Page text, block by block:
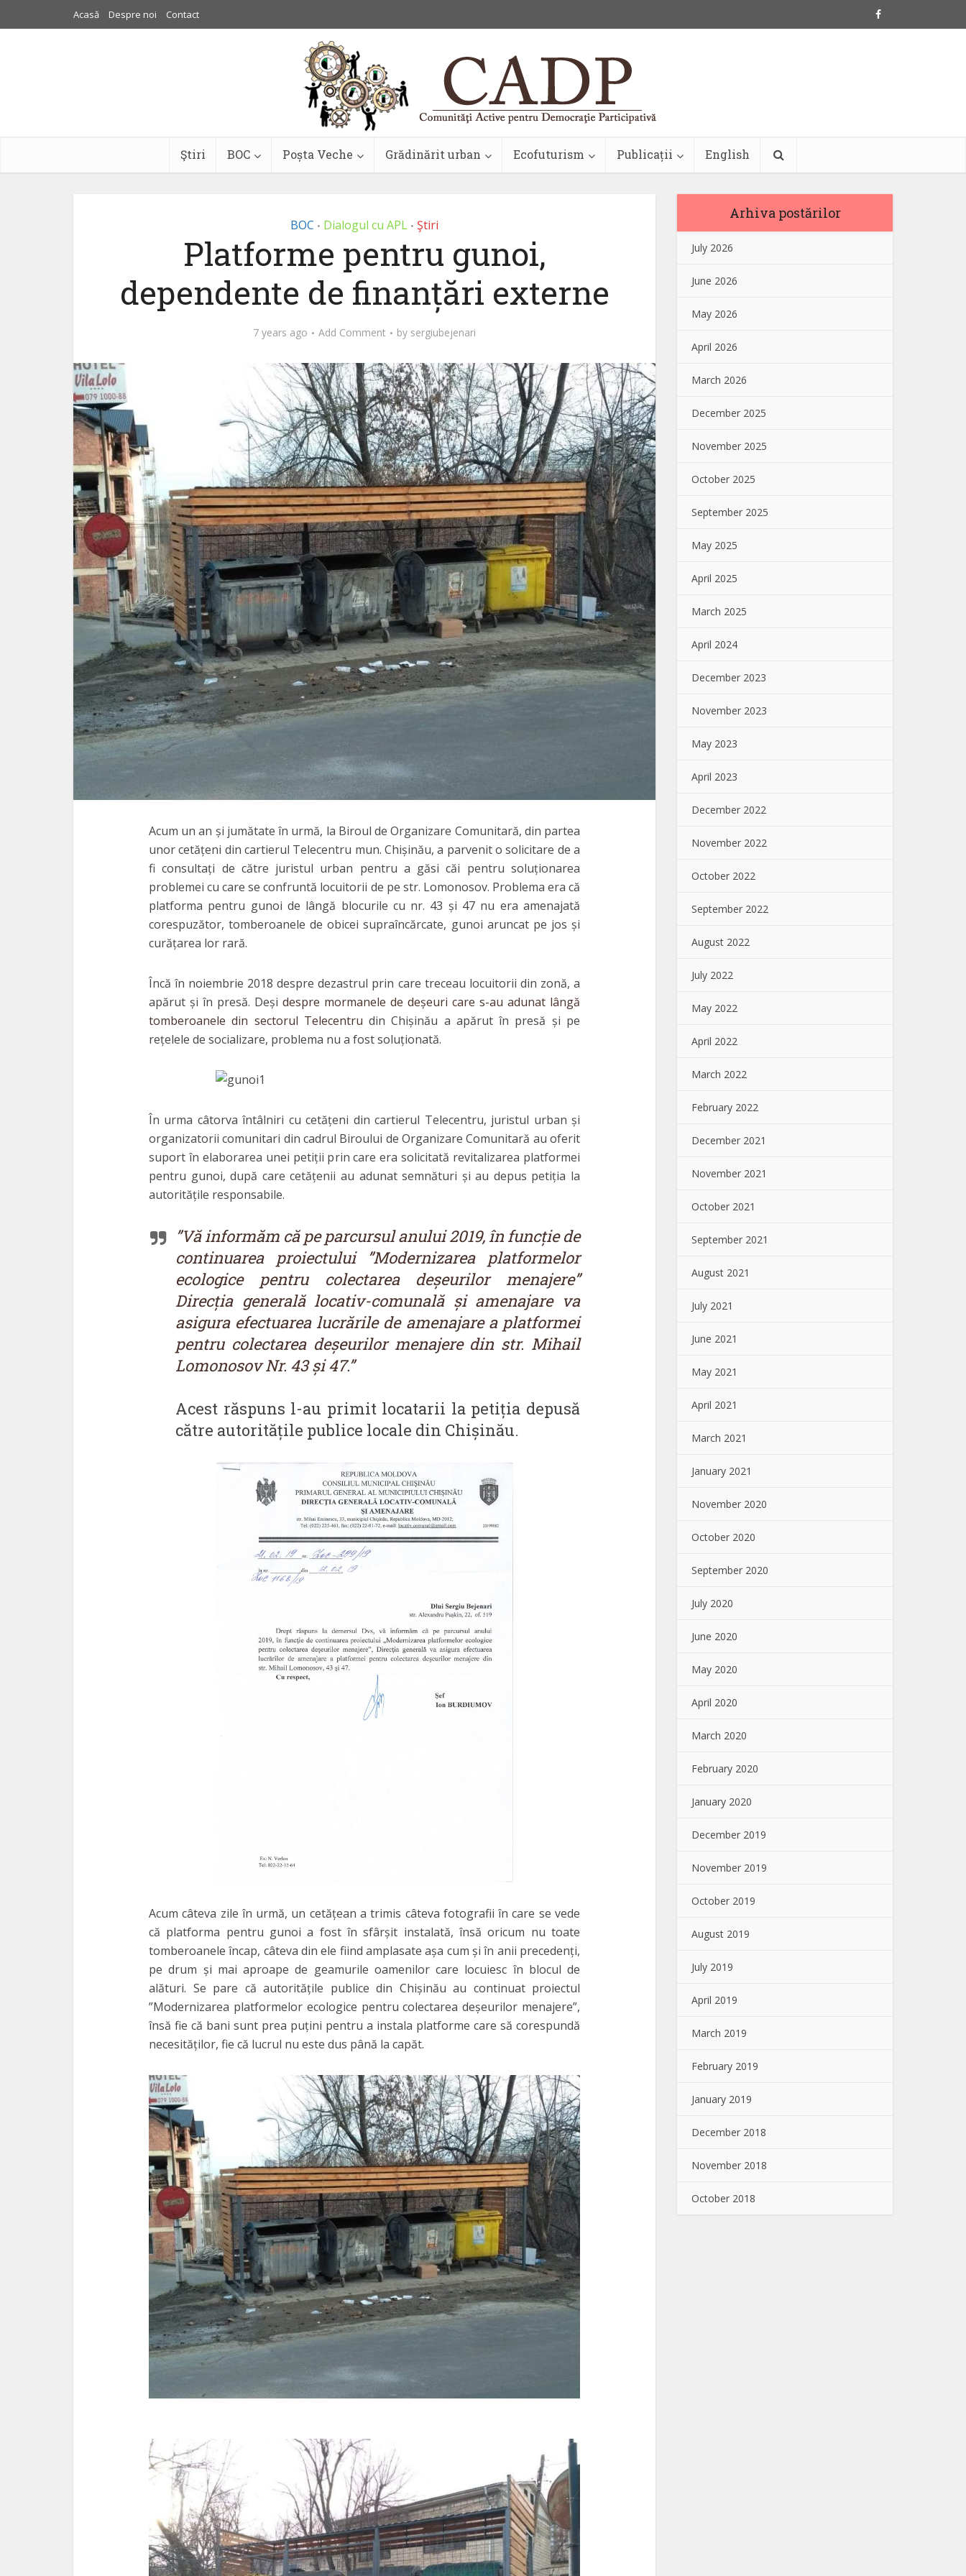
Acasă Despre noi Contact
Ştiri BOC Poșta Veche Grădinărit urban Ecofuturism Publicații English
BOC • Dialogul cu APL • Ştiri
Platforme pentru gunoi,
dependente de finanțări externe
7 years ago Add Comment by sergiubejenari
Acum un an și jumătate în urmă, la Biroul de Organizare Comunitară, din partea
unor cetățeni din cartierul Telecentru mun. Chișinău, a parvenit o solicitare de a
fi consultați de către juristul urban pentru a găsi căi pentru soluționarea
problemei cu care se confruntă locuitorii de pe str. Lomonosov. Problema era că
platforma pentru gunoi de lângă blocurile cu nr. 43 și 47 nu era amenajată
corespuzător, tomberoanele de obicei supraîncărcate, gunoi aruncat pe jos și
curățarea lor rară.
Încă în noiembrie 2018 despre dezastrul prin care treceau locuitorii din zonă, a
apărut și în presă. Deși despre mormanele de deșeuri care s-au adunat lângă
tomberoanele din sectorul Telecentru din Chișinău a apărut în presă și pe
rețelele de socializare, problema nu a fost soluționată.
În urma câtorva întâlniri cu cetățeni din cartierul Telecentru, juristul urban și
organizatorii comunitari din cadrul Biroului de Organizare Comunitară au oferit
suport în elaborarea unei petiții prin care era solicitată revitalizarea platformei
pentru gunoi, după care cetățenii au adunat semnături și au depus petiția la
autoritățile responsabile.
”Vă informăm că pe parcursul anului 2019, în funcție de
continuarea proiectului ”Modernizarea platformelor
ecologice pentru colectarea deșeurilor menajere”
Direcția generală locativ-comunală și amenajare va
asigura efectuarea lucrările de amenajare a platformei
pentru colectarea deșeurilor menajere din str. Mihail
Lomonosov Nr. 43 și 47.”
Acest răspuns l-au primit locatarii la petiția depusă
către autoritățile publice locale din Chișinău.
Acum câteva zile în urmă, un cetățean a trimis câteva fotografii în care se vede
că platforma pentru gunoi a fost în sfârșit instalată, însă oricum nu toate
tomberoanele încap, câteva din ele fiind amplasate așa cum și în anii precedenți,
pe drum și mai aproape de geamurile oamenilor care locuiesc în blocul de
alături. Se pare că autoritățile publice din Chișinău au continuat proiectul
”Modernizarea platformelor ecologice pentru colectarea deșeurilor menajere”,
însă fie că bani sunt prea puțini pentru a instala platforme care să corespundă
necesităților, fie că lucrul nu este dus până la capăt.
Arhiva postărilor
July 2026
June 2026
May 2026
April 2026
March 2026
December 2025
November 2025
October 2025
September 2025
May 2025
April 2025
March 2025
April 2024
December 2023
November 2023
May 2023
April 2023
December 2022
November 2022
October 2022
September 2022
August 2022
July 2022
May 2022
April 2022
March 2022
February 2022
December 2021
November 2021
October 2021
September 2021
August 2021
July 2021
June 2021
May 2021
April 2021
March 2021
January 2021
November 2020
October 2020
September 2020
July 2020
June 2020
May 2020
April 2020
March 2020
February 2020
January 2020
December 2019
November 2019
October 2019
August 2019
July 2019
April 2019
March 2019
February 2019
January 2019
December 2018
November 2018
October 2018